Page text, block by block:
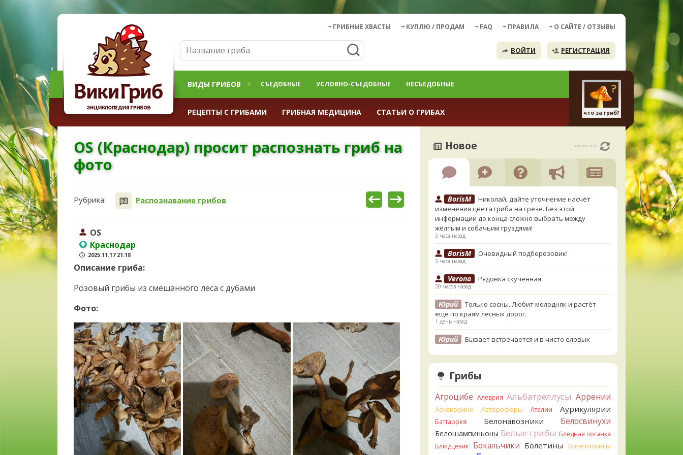
ГРИБНЫЕ ХВАСТЫ КУПЛЮ / ПРОДАМ FAQ ПРАВИЛА О САЙТЕ / ОТЗЫВЫ
ВОЙТИ РЕГИСТРАЦИЯ
ВИДЫ ГРИБОВ СЪЕДОБНЫЕ УСЛОВНО-СЪЕДОБНЫЕ НЕСЪЕДОБНЫЕ
РЕЦЕПТЫ С ГРИБАМИ ГРИБНАЯ МЕДИЦИНА СТАТЬИ О ГРИБАХ что за гриб?
OS (Краснодар) просит распознать гриб на
фото
Рубрика: Распознавание грибов
OS
Краснодар
2025.11.17 21:18
Описание гриба:
Розовый грибы из смешанного леса с дубами
Фото:
Новое только что
BorisM
Николай, дайте уточнение насчёт
изменения цвета гриба на срезе. Без этой
информации до конца сложно выбрать между
жёлтым и собачьим груздями!
3 часа назад
BorisM Очевидный подберезовик!
3 часа назад
Verona Рядовка скученная.
20 часов назад
Юрий
Только сосны. Любит молодняк и растёт
ещё по краям лесных дорог.
1 день назад
Юрий
Бывает встречается и в чисто еловых
Katya20 Зарлдыш мухомора.
Katya20 Навозник.
Verona Скорее всего он.
2 дня назад
Грибы
Агроцибе Алеврия Альбатреллусы Аррении
Аскокорине Астерофоры Ателии Аурикулярии
Баттаррея Белонавозники Белосвинухи
Белошампиньоны Белые грибы Бледная поганка
Блюдцевик
Бокальчики Болетины Болетопсисы